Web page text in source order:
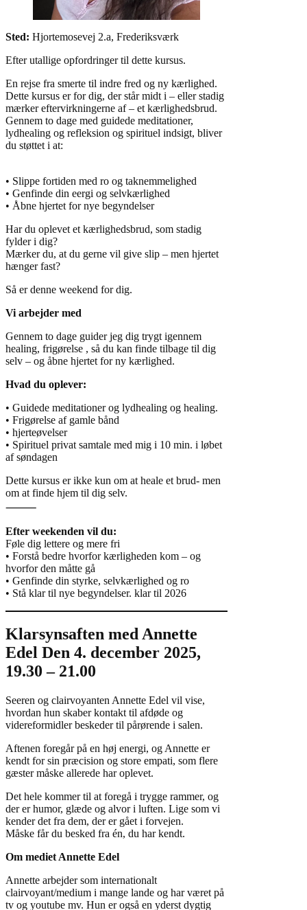
Sted: Hjortemosevej 2.a, Frederiksværk
Efter utallige opfordringer til dette kursus.
En rejse fra smerte til indre fred og ny kærlighed.
Dette kursus er for dig, der står midt i – eller stadig
mærker eftervirkningerne af – et kærlighedsbrud.
Gennem to dage med guidede meditationer,
lydhealing og refleksion og spirituel indsigt, bliver
du støttet i at:
• Slippe fortiden med ro og taknemmelighed
• Genfinde din eergi og selvkærlighed
• Åbne hjertet for nye begyndelser
Har du oplevet et kærlighedsbrud, som stadig
fylder i dig?
Mærker du, at du gerne vil give slip – men hjertet
hænger fast?
Så er denne weekend for dig.
Vi arbejder med
Gennem to dage guider jeg dig trygt igennem
healing, frigørelse , så du kan finde tilbage til dig
selv – og åbne hjertet for ny kærlighed.
Hvad du oplever:
• Guidede meditationer og lydhealing og healing.
• Frigørelse af gamle bånd
• hjerteøvelser
• Spirituel privat samtale med mig i 10 min. i løbet
af søndagen
Dette kursus er ikke kun om at heale et brud- men
om at finde hjem til dig selv.
⸻
Efter weekenden vil du:
Føle dig lettere og mere fri
• Forstå bedre hvorfor kærligheden kom – og
hvorfor den måtte gå
• Genfinde din styrke, selvkærlighed og ro
• Stå klar til nye begyndelser. klar til 2026
Klarsynsaften med Annette
Edel Den 4. december 2025,
19.30 – 21.00
Seeren og clairvoyanten Annette Edel vil vise,
hvordan hun skaber kontakt til afdøde og
videreformidler beskeder til pårørende i salen.
Aftenen foregår på en høj energi, og Annette er
kendt for sin præcision og store empati, som flere
gæster måske allerede har oplevet.
Det hele kommer til at foregå i trygge rammer, og
der er humor, glæde og alvor i luften. Lige som vi
kender det fra dem, der er gået i forvejen.
Måske får du besked fra én, du har kendt.
Om mediet Annette Edel
Annette arbejder som internationalt
clairvoyant/medium i mange lande og har været på
tv og youtube mv. Hun er også en yderst dygtig